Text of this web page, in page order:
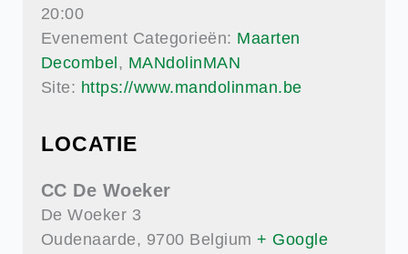
20:00
Evenement Categorieën: Maarten
Decombel , MANdolinMAN
Site: https://www.mandolinman.be
LOCATIE
CC De Woeker
De Woeker 3
Oudenaarde, 9700 Belgium + Google